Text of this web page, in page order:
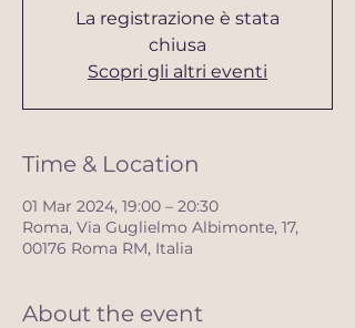
La registrazione è stata
chiusa
Scopri gli altri eventi
Time & Location
01 Mar 2024, 19:00 – 20:30
Roma, Via Guglielmo Albimonte, 17,
00176 Roma RM, Italia
About the event